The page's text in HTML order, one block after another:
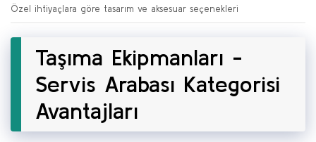
Özel ihtiyaçlara göre tasarım ve aksesuar seçenekleri
Taşıma Ekipmanları -
Servis Arabası Kategorisi
Avantajları